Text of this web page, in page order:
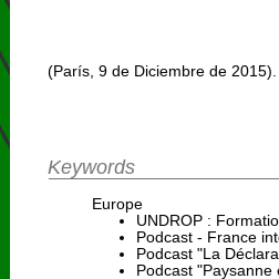
(París, 9 de Diciembre de 2015).
Keywords
Europe
UNDROP :
Podcast - France
Podcast "La
Podcast